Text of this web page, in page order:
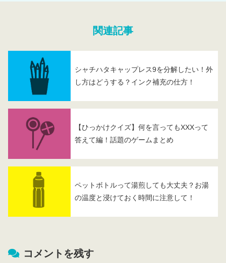
関連記事
シャチハタキャップレス9を分解したい！外
し方はどうする？インク補充の仕方！
【ひっかけクイズ】何を言ってもXXXって
答えて編！話題のゲームまとめ
ペットボトルって湯煎しても大丈夫？お湯
の温度と浸けておく時間に注意して！
コメントを残す